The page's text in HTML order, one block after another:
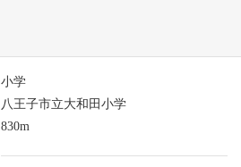
小学
八王子市立大和田小学
830m